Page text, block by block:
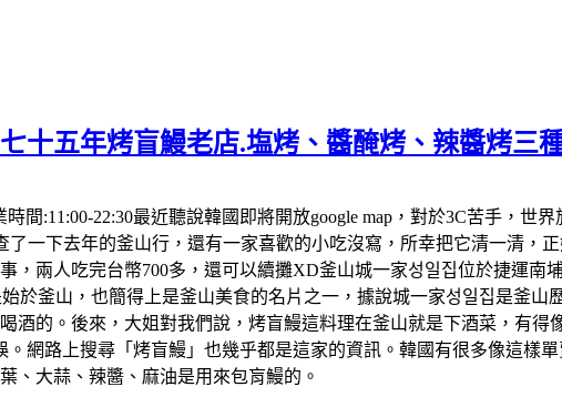
十五年烤盲鰻老店.塩烤、醬醃烤、辣醬烤三
時間:11:00-22:30最近聽說韓國即將開放google map，對於3C苦手，世
一下去年的釜山行，還有一家喜歡的小吃沒寫，所幸把它清一清，
兩人吃完台幣700多，還可以續攤XD釜山城一家성일집位於捷運南
於釜山，也簡得上是釜山美食的名片之一，據說城一家성일집是釜山
的。後來，大姐對我們說，烤盲鰻這料理在釜山就是下酒菜，有得
網路上搜尋「烤盲鰻」也幾乎都是這家的資訊。韓國有很多像這樣
、大蒜、辣醬、麻油是用來包肓鰻的。